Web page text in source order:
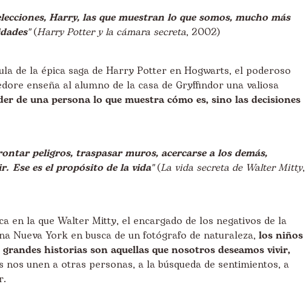
Harry, las que muestran lo que somos, mucho más
(Harry Potter y la cámara secreta, 2002)
de la épica saga de Harry Potter en Hogwarts, el poderoso
enseña al alumno de la casa de Gryffindor una valiosa
de una persona lo que muestra cómo es, sino las decisiones
peligros, traspasar muros, acercarse a los demás,
Ese es el propósito de la vida"(La vida secreta de Walter Mitty,
en la que Walter Mitty, el encargado de los negativos de la
Nueva York en busca de un fotógrafo de naturaleza, los niños
historias son aquellas que nosotros deseamos vivir,
nos unen a otras personas, a la búsqueda de sentimientos, a